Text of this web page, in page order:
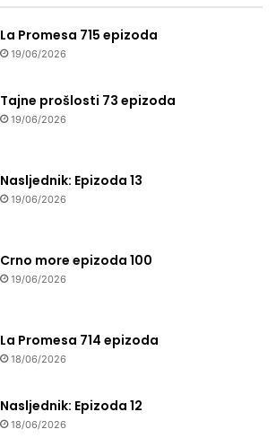
La Promesa 715 epizoda
19/06/2026
Tajne prošlosti 73 epizoda
19/06/2026
Nasljednik: Epizoda 13
19/06/2026
Crno more epizoda 100
19/06/2026
La Promesa 714 epizoda
18/06/2026
Nasljednik: Epizoda 12
18/06/2026